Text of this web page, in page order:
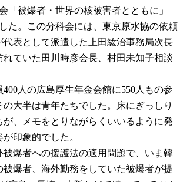
「被爆者・世界の核被害者とともに」
た。この分科会には、東京原水協の依頼
代表として派遣した上田紘治事務局次長
れていた田川時彦会長、村田未知子相談
人の広島厚生年金会館に550人もの参
大半は青年たちでした。床にぎっしり
が、メモをとりながらくいいるように発
印象的でした。
爆者への援護法の適用問題で、いま韓
被爆者、海外勤務をしていた被爆者が提